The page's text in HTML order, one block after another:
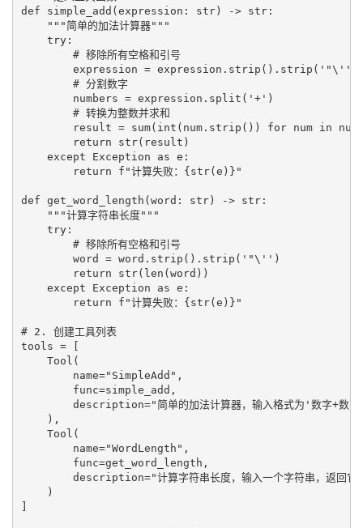
def simple_add(expression: str) -> str:
    """简单的加法计算器"""
    try:
        # 移除所有空格和引号
        expression = expression.strip().strip('"\'')
        # 分割数字
        numbers = expression.split('+')
        # 转换为整数并求和
result = sum(int(num.strip()) for num in
        return str(result)
    except Exception as e:
        return f"计算失败：{str(e)}"
def get_word_length(word: str) -> str:
    """计算字符串长度"""
    try:
        # 移除所有空格和引号
        word = word.strip().strip('"\'')
        return str(len(word))
    except Exception as e:
        return f"计算失败：{str(e)}"
# 2. 创建工具列表
tools = [
    Tool(
        name="SimpleAdd",
        func=simple_add,
description="简单的加法计算器，输入格式为'数字+数字
    ),
    Tool(
        name="WordLength",
        func=get_word_length,
description="计算字符串长度，输入一个字符串，返回它
    )
]